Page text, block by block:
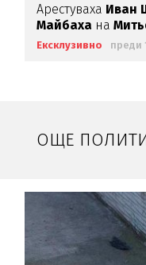
Арестуваха Иван
Майбаха на
Ексклузивно преди
ОЩЕ